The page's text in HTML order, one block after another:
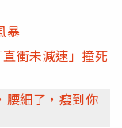
暴
衝未減速」撞死
腰細了，瘦到你